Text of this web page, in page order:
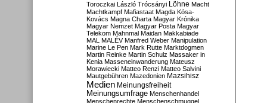
Toroczkai László Trócsányi Löhne Macht
Machtkampf Mafiastaat Magda Kósa-
Kovács Magna Charta Magyar Krónika
Magyar Nemzet Magyar Posta Magyar
Telekom Mahnmal Maidan Makkabiade
MAL MALÉV Manfred Weber Manipulation
Marine Le Pen Mark Rutte Marktdogmen
Martin Reinke Martin Schulz Massaker in
Kenia Masseneinwanderung Mateusz
Morawiecki Matteo Renzi Matteo Salvini
Mautgebühren Mazedonien Mazsihisz
Medien Meinungsfreiheit
Meinungsumfrage Menschenhandel
Menschenrechte Menschenschmuggel